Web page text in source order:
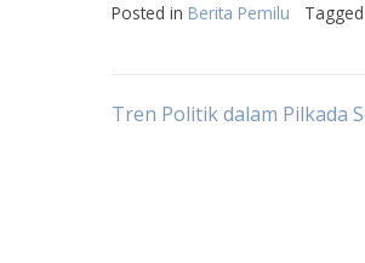
Posted in Berita Pemilu Tagged
Post
Tren Politik dalam Pilkada